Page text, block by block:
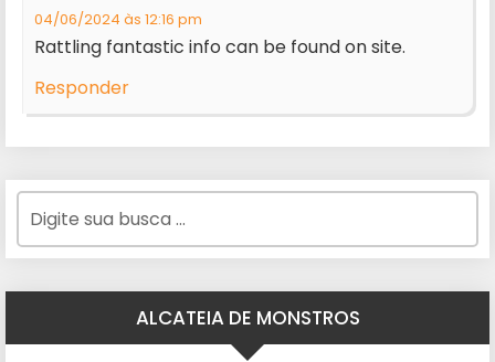
04/06/2024 às 12:16 pm
Rattling fantastic info can be found on site.
Responder
ALCATEIA DE MONSTROS